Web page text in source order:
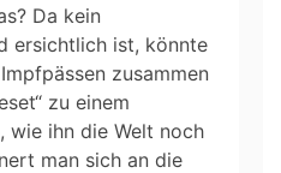
Da kein
ersichtlich ist, könnte
zusammen
zu einem
wie ihn die Welt noch
man sich an die